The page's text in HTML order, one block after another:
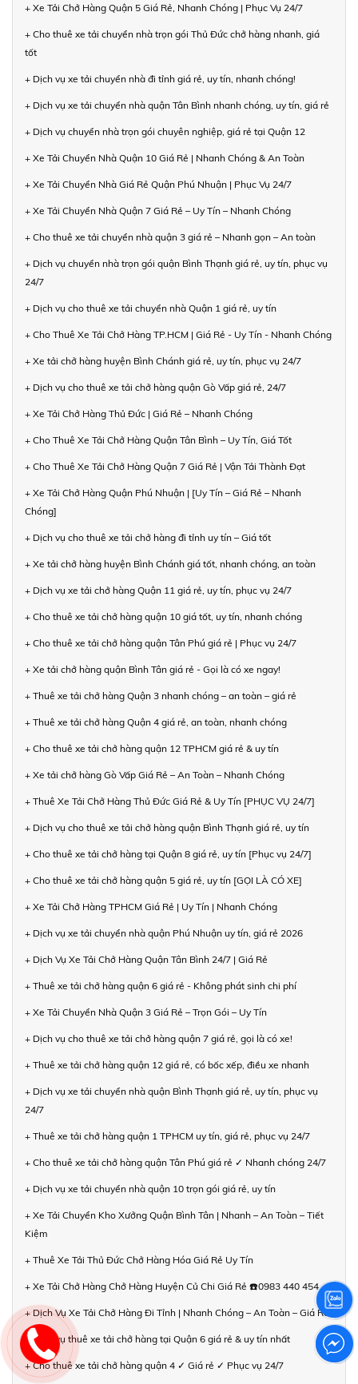
+ Xe Tải Chở Hàng Quận 5 Giá Rẻ, Nhanh Chóng | Phục Vụ 24/7
+ Cho thuê xe tải chuyển nhà trọn gói Thủ Đức chở hàng nhanh, giá
tốt
+ Dịch vụ xe tải chuyển nhà đi tỉnh giá rẻ, uy tín, nhanh chóng!
+ Dịch vụ xe tải chuyển nhà quận Tân Bình nhanh chóng, uy tín, giá rẻ
+ Dịch vụ chuyển nhà trọn gói chuyên nghiệp, giá rẻ tại Quận 12
+ Xe Tải Chuyển Nhà Quận 10 Giá Rẻ | Nhanh Chóng & An Toàn
+ Xe Tải Chuyển Nhà Giá Rẻ Quận Phú Nhuận | Phục Vụ 24/7
+ Xe Tải Chuyển Nhà Quận 7 Giá Rẻ – Uy Tín – Nhanh Chóng
+ Cho thuê xe tải chuyển nhà quận 3 giá rẻ – Nhanh gọn – An toàn
+ Dịch vụ chuyển nhà trọn gói quận Bình Thạnh giá rẻ, uy tín, phục vụ
24/7
+ Dịch vụ cho thuê xe tải chuyển nhà Quận 1 giá rẻ, uy tín
+ Cho Thuê Xe Tải Chở Hàng TP.HCM | Giá Rẻ - Uy Tín - Nhanh Chóng
+ Xe tải chở hàng huyện Bình Chánh giá rẻ, uy tín, phục vụ 24/7
+ Dịch vụ cho thuê xe tải chở hàng quận Gò Vấp giá rẻ, 24/7
+ Xe Tải Chở Hàng Thủ Đức | Giá Rẻ – Nhanh Chóng
+ Cho Thuê Xe Tải Chở Hàng Quận Tân Bình – Uy Tín, Giá Tốt
+ Cho Thuê Xe Tải Chở Hàng Quận 7 Giá Rẻ | Vận Tải Thành Đạt
+ Xe Tải Chở Hàng Quận Phú Nhuận | [Uy Tín – Giá Rẻ – Nhanh
Chóng]
+ Dịch vụ cho thuê xe tải chở hàng đi tỉnh uy tín – Giá tốt
+ Xe tải chở hàng huyện Bình Chánh giá tốt, nhanh chóng, an toàn
+ Dịch vụ xe tải chở hàng Quận 11 giá rẻ, uy tín, phục vụ 24/7
+ Cho thuê xe tải chở hàng quận 10 giá tốt, uy tín, nhanh chóng
+ Cho thuê xe tải chở hàng quận Tân Phú giá rẻ | Phục vụ 24/7
+ Xe tải chở hàng quận Bình Tân giá rẻ - Gọi là có xe ngay!
+ Thuê xe tải chở hàng Quận 3 nhanh chóng – an toàn – giá rẻ
+ Thuê xe tải chở hàng Quận 4 giá rẻ, an toàn, nhanh chóng
+ Cho thuê xe tải chở hàng quận 12 TPHCM giá rẻ & uy tín
+ Xe tải chở hàng Gò Vấp Giá Rẻ – An Toàn – Nhanh Chóng
+ Thuê Xe Tải Chở Hàng Thủ Đức Giá Rẻ & Uy Tín [PHỤC VỤ 24/7]
+ Dịch vụ cho thuê xe tải chở hàng quận Bình Thạnh giá rẻ, uy tín
+ Cho thuê xe tải chở hàng tại Quận 8 giá rẻ, uy tín [Phục vụ 24/7]
+ Cho thuê xe tải chở hàng quận 5 giá rẻ, uy tín [GỌI LÀ CÓ XE]
+ Xe Tải Chở Hàng TPHCM Giá Rẻ | Uy Tín | Nhanh Chóng
+ Dịch vụ xe tải chuyển nhà quận Phú Nhuận uy tín, giá rẻ 2026
+ Dịch Vụ Xe Tải Chở Hàng Quận Tân Bình 24/7 | Giá Rẻ
+ Thuê xe tải chở hàng quận 6 giá rẻ - Không phát sinh chi phí
+ Xe Tải Chuyển Nhà Quận 3 Giá Rẻ – Trọn Gói – Uy Tín
+ Dịch vụ cho thuê xe tải chở hàng quận 7 giá rẻ, gọi là có xe!
+ Thuê xe tải chở hàng quận 12 giá rẻ, có bốc xếp, điều xe nhanh
+ Dịch vụ xe tải chuyển nhà quận Bình Thạnh giá rẻ, uy tín, phục vụ
24/7
+ Thuê xe tải chở hàng quận 1 TPHCM uy tín, giá rẻ, phục vụ 24/7
+ Cho thuê xe tải chở hàng quận Tân Phú giá rẻ ✓ Nhanh chóng 24/7
+ Dịch vụ xe tải chuyển nhà quận 10 trọn gói giá rẻ, uy tín
+ Xe Tải Chuyển Kho Xưởng Quận Bình Tân | Nhanh – An Toàn – Tiết
Kiệm
+ Thuê Xe Tải Thủ Đức Chở Hàng Hóa Giá Rẻ Uy Tín
+ Xe Tải Chở Hàng Chở Hàng Huyện Củ Chi Giá Rẻ ☎️0983 440 454
+ Dịch Vụ Xe Tải Chở Hàng Đi Tỉnh | Nhanh Chóng – An Toàn – Giá Rẻ
+ Dịch vụ thuê xe tải chở hàng tại Quận 6 giá rẻ & uy tín nhất
+ Cho thuê xe tải chở hàng quận 4 ✓ Giá rẻ ✓ Phục vụ 24/7